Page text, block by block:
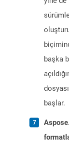
başka
başlar.